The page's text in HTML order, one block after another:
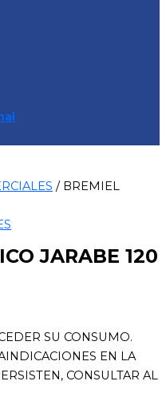
/ BREMIEL
JARABE 120
SU CONSUMO.
EN LA
CONSULTAR AL